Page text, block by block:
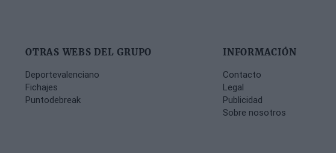
OTRAS WEBS DEL GRUPO
Deportevalenciano
Fichajes
Puntodebreak
INFORMACIÓN
Contacto
Legal
Publicidad
Sobre nosotros